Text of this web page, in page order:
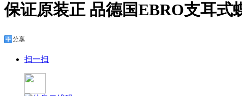
保证原装正 品德国EBRO支耳式
分享
扫一扫